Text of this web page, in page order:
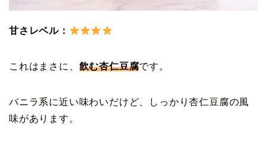
甘さレベル：
これはまさに、 飲む杏仁豆腐です。
バニラ系に近い味わいだけど、しっかり杏仁豆腐の風
味があります。